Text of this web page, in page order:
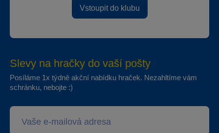
Vstoupit do klubu
Slevy na hračky do vaší pošty
Posíláme 1x týdně akční nabídku hraček. Nezahltíme vám
schránku, nebojte :)